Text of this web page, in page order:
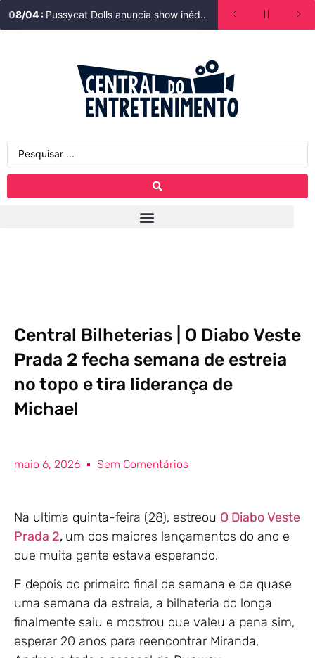
08/04 : Pussycat Dolls anuncia show inédito no Brasil!
Central Bilheterias | O Diabo Veste
Prada 2 fecha semana de estreia
no topo e tira liderança de
Michael
maio 6, 2026 Sem Comentários
Na ultima quinta-feira (28), estreou O Diabo Veste
Prada 2, um dos maiores lançamentos do ano e
que muita gente estava esperando.
E depois do primeiro final de semana e de quase
uma semana da estreia, a bilheteria do longa
finalmente saiu e mostrou que valeu a pena sim,
esperar 20 anos para reencontrar Miranda,